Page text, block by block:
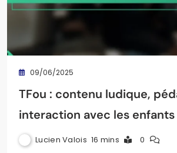
09/06/2025
TFou : contenu ludique,
interaction avec les enfants
Lucien Valois 16 mins 0